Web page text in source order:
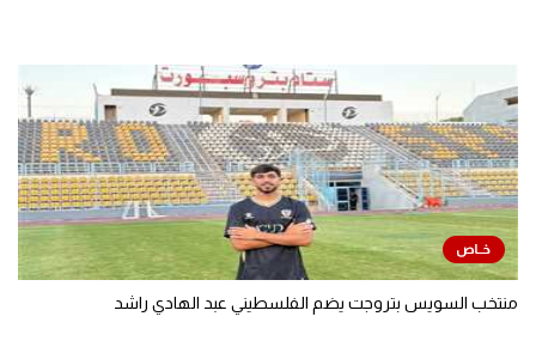
منتخب السويس بتروجت يضم الفلسطيني عبد الهادي راشد